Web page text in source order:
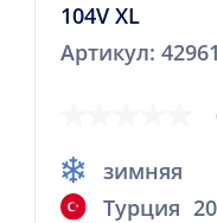
104V XL
Артикул:
зимняя
Турция